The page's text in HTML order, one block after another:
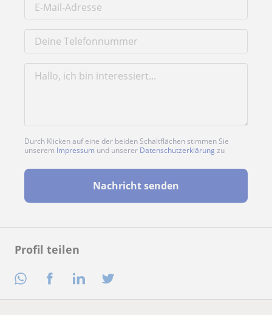
Profil teilen
Durch Klicken auf eine der beiden Schaltflächen stimmen Sie
unserem Impressum und unserer Datenschutzerklärung zu
Nachricht senden